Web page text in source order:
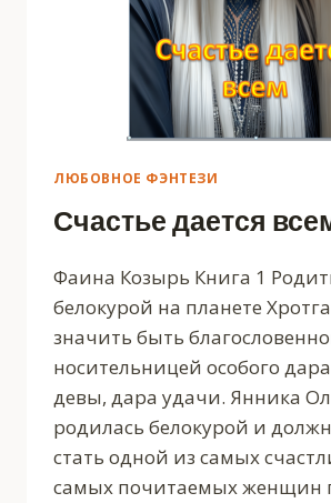
ЛЮБОВНОЕ ФЭНТЕЗИ
Счастье дается
Фаина Козырь Книга 1
белокурой на планете
значить быть
носительницей особого
девы, дара удачи. Янника
родилась белокурой и
стать одной из самых
самых почитаемых женщин